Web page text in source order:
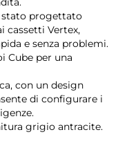
stato progettato
cassetti Vertex,
e senza problemi.
Cube per una
con un design
di configurare i
grigio antracite.